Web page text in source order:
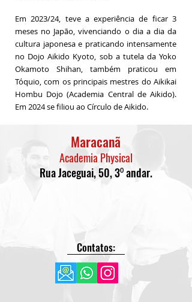
Em 2023/24, teve a experiência de ficar 3
meses no Japão, vivenciando o dia a dia da
cultura japonesa e praticando intensamente
no Dojo Aikido Kyoto, sob a tutela da Yoko
Okamoto Shihan, também praticou em
Tóquio, com os principais mestres do Aikikai
Hombu Dojo (Academia Central de Aikido).
Em 2024 se filiou ao Círculo de Aikido.
Maracanã
Academia Physical
Rua Jaceguai, 50, 3⁰ andar.
Contatos: